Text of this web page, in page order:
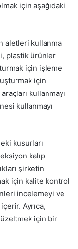
için aşağıdaki
aletleri kullanma
plastik ürünler
için işleme
için
kullanmayı
kullanmayı
kusurları
kalıp
şirketin
için kalite kontrol
incelemeyi ve
Ayrıca,
için bir